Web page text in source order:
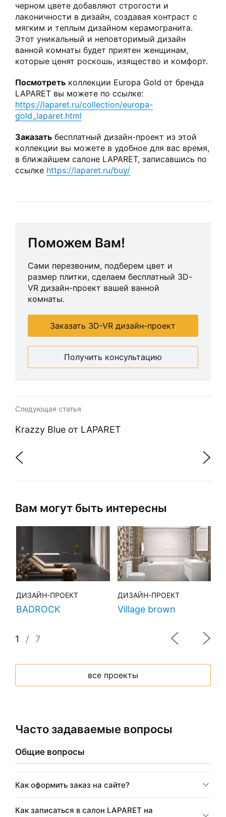
черном цвете добавляют строгости и
лаконичности в дизайн, создавая контраст с
мягким и теплым дизайном керамогранита.
Этот уникальный и неповторимый дизайн
ванной комнаты будет приятен женщинам,
которые ценят роскошь, изящество и комфорт.
Посмотреть коллекции Europa Gold от бренда
LAPARET вы можете по ссылке:
https://laparet.ru/collection/europa-
gold_laparet.html
Заказать бесплатный дизайн-проект из этой
коллекции вы можете в удобное для вас время,
в ближайшем салоне LAPARET, записавшись по
ссылке https://laparet.ru/buy/
Поможем Вам!
Сами перезвоним, подберем цвет и
размер плитки, сделаем бесплатный 3D-
VR дизайн-проект вашей ванной
комнаты.
Заказать 3D-VR дизайн-проект
Получить консультацию
Следующая статья
Krazzy Blue от LAPARET
Вам могут быть интересны
ДИЗАЙН-ПРОЕКТ
BADROCK
ДИЗАЙН-ПРОЕКТ
Village brown
1 / 7
все проекты
Часто задаваемые вопросы
Общие вопросы
Как оформить заказ на сайте?
Как записаться в салон LAPARET на